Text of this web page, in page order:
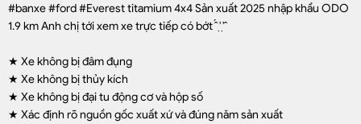
#banxe #ford #Everest titamium 4x4 Sản xuất 2025 nhập khẩu ODO
1.9 km Anh chị tới xem xe trực tiếp có bớt ̂́ ̛ ̛̣ ̣̂
★ Xe không bị đâm đụng
★ Xe không bị thủy kích
★ Xe không bị đại tu động cơ và hộp số
★ Xác định rõ nguồn gốc xuất xứ và đúng năm sản xuất